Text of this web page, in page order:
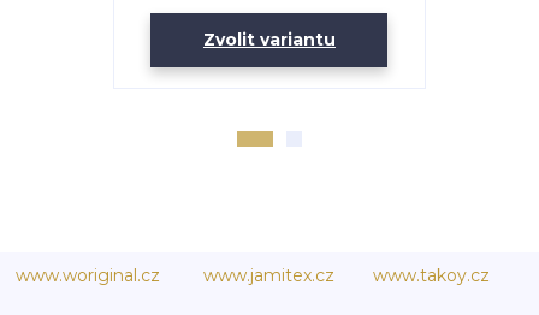
Zvolit variantu
www.woriginal.cz www.jamitex.cz www.takoy.cz